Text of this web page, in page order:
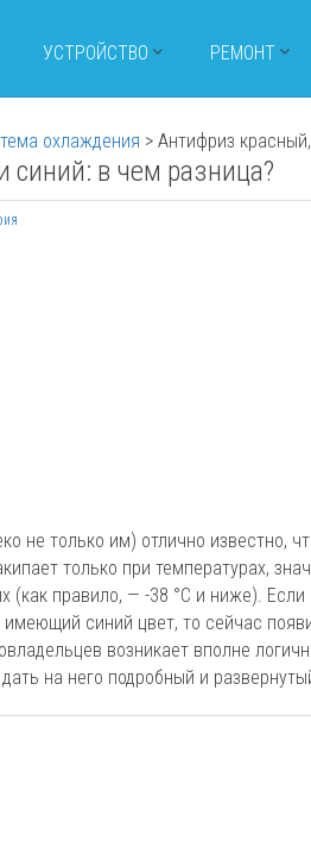
УСТРОЙСТВО РЕМОНТ
охлаждения > Антифриз
в чем разница?
не только им) отлично известно,
только при температурах,
(как правило, — -38 °С и ниже).
синий цвет, то сейчас
возникает вполне
на него подробный и